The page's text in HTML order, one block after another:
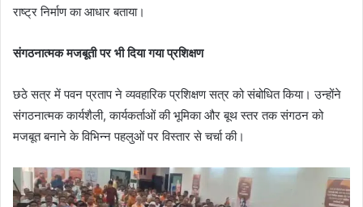
राष्ट्र निर्माण का आधार बताया।
संगठनात्मक मजबूती पर भी दिया गया प्रशिक्षण
छठे सत्र में पवन प्रताप ने व्यवहारिक प्रशिक्षण सत्र को संबोधित किया। उन्होंने
संगठनात्मक कार्यशैली, कार्यकर्ताओं की भूमिका और बूथ स्तर तक संगठन को
मजबूत बनाने के विभिन्न पहलुओं पर विस्तार से चर्चा की।